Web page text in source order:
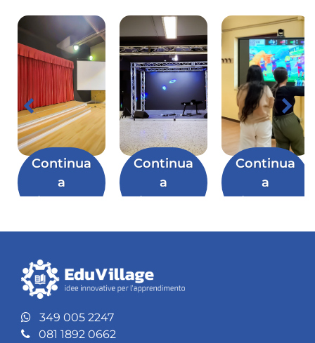
Continua
a
leggere
Continua
a
leggere
Continua
a
leggere
349 005 2247
081 1892 0662